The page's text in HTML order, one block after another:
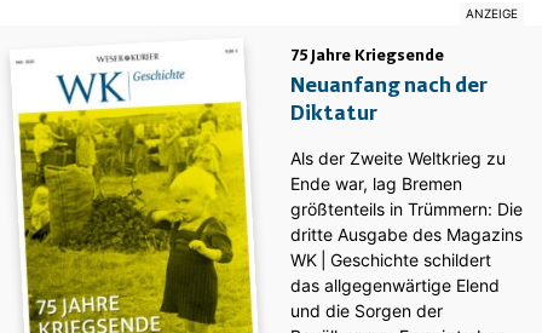
75 Jahre Kriegsende
Neuanfang nach der
Diktatur
Als der Zweite Weltkrieg zu
Ende war, lag Bremen
größtenteils in Trümmern: Die
dritte Ausgabe des ­Magazins
WK | Geschichte schildert
das allgegenwärtige Elend
und die Sorgen der